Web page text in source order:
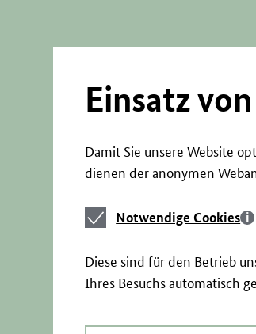
Einsatz
Damit Sie unsere Website
dienen der anonymen
Notwendige
Cookies
Notwendige Cookies
Diese sind für den Betrieb
Ihres Besuchs automatisch